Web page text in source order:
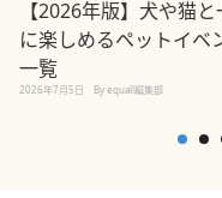
【2026年版】犬や猫
に楽しめるペットイベ
一覧
2026年7月5日 By equall編集部